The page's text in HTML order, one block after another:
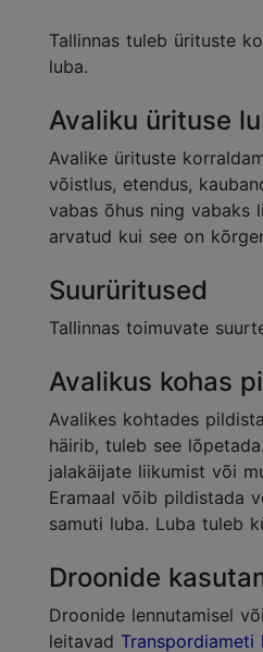
Tallinnas tuleb ürituste
luba.
Avaliku ürituse
Avalike ürituste
võistlus, etendus,
vabas õhus ning vabaks
arvatud kui see on
Suurüritused
Tallinnas toimuvate
Avalikus kohas
Avalikes kohtades
häirib, tuleb see
jalakäijate liikumist või
Eramaal võib pildistada
samuti luba. Luba tuleb
Droonide
Droonide lennutamisel
leitavad Transpordiameti